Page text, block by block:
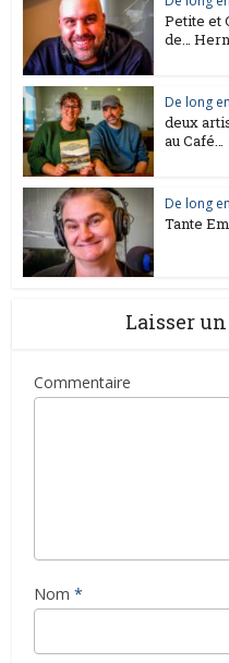
Petite et
de…
De long
deux
au Café…
De long
Tante
Laisser
Commentaire
Nom *